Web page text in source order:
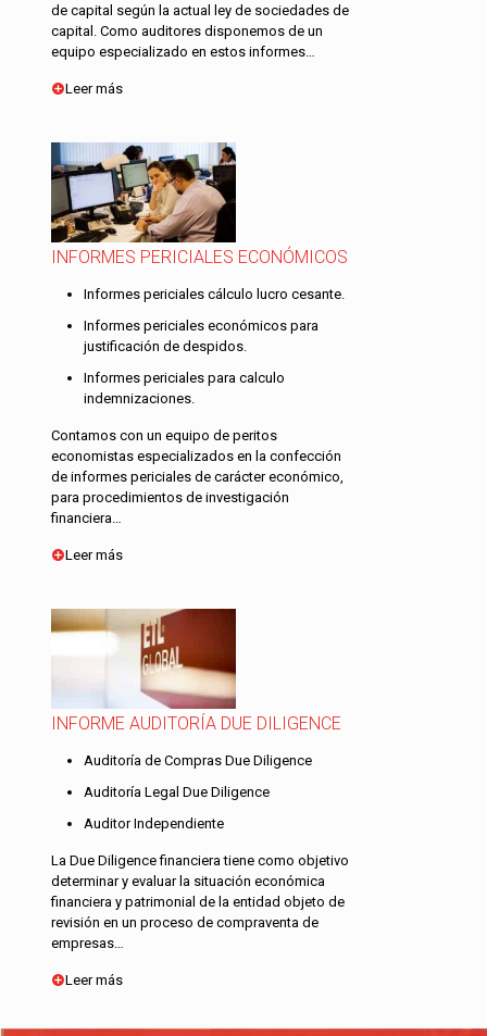
de capital según la actual ley de sociedades de
capital. Como auditores disponemos de un
equipo especializado en estos informes…
Leer más
INFORMES PERICIALES ECONÓMICOS
Informes periciales cálculo lucro cesante.
Informes periciales económicos para
justificación de despidos.
Informes periciales para calculo
indemnizaciones.
Contamos con un equipo de peritos
economistas especializados en la confección
de informes periciales de carácter económico,
para procedimientos de investigación
financiera…
Leer más
INFORME AUDITORÍA DUE DILIGENCE
Auditoría de Compras Due Diligence
Auditoría Legal Due Diligence
Auditor Independiente
La Due Diligence financiera tiene como objetivo
determinar y evaluar la situación económica
financiera y patrimonial de la entidad objeto de
revisión en un proceso de compraventa de
empresas…
Leer más